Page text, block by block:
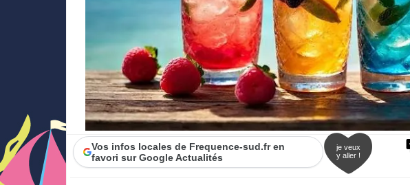
Vos infos locales de Frequence-sud.fr en
favori sur Google Actualités
je veux
y aller !